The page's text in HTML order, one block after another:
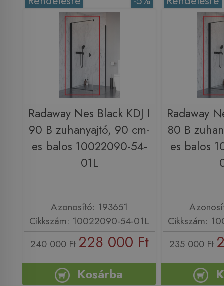
Radaway Nes Black KDJ I
90 B zuhanyajtó, 90 cm-
es balos 10022090-54-
01L
Azonosító: 193651
Cikkszám: 10022090-54-01L
240 000 Ft 228 000 Ft
Kosárba
Radaway
80 B
es balos
Cikkszám:
235 000 Ft